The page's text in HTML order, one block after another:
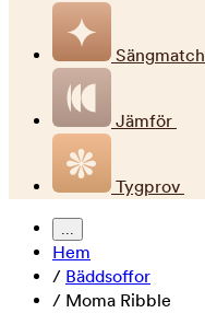
Sängmatch
Jämför
Tygprov
...
Hem
/ Bäddsoffor
/ Moma Ribble